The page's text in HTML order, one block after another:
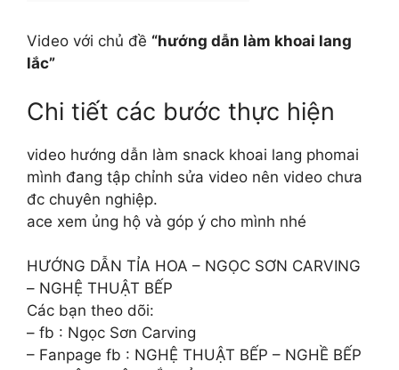
Video với chủ đề “hướng dẫn làm khoai lang
lắc”
Chi tiết các bước thực hiện
video hướng dẫn làm snack khoai lang phomai
mình đang tập chỉnh sửa video nên video chưa
đc chuyên nghiệp.
ace xem ủng hộ và góp ý cho mình nhé
HƯỚNG DẪN TỈA HOA – NGỌC SƠN CARVING
– NGHỆ THUẬT BẾP
Các bạn theo dõi:
– fb : Ngọc Sơn Carving
– Fanpage fb : NGHỆ THUẬT BẾP – NGHỀ BẾP